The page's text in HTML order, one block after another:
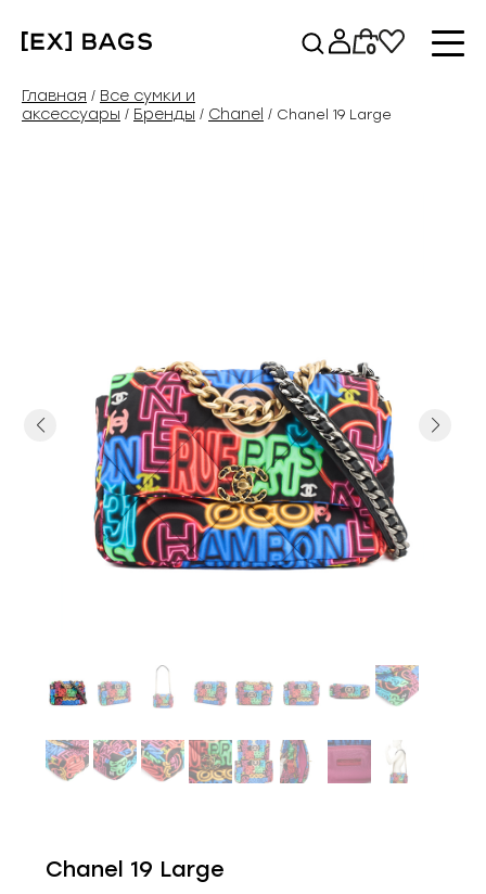
содержимому
0
Главная / Все сумки и
аксессуары / Бренды / Chanel / Chanel 19 Large
Previous Next
Chanel 19 Large